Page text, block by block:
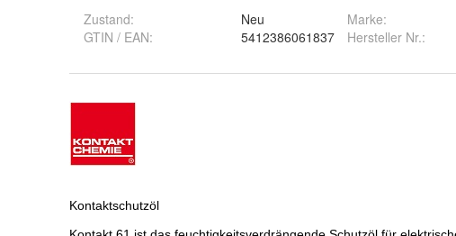
Zustand:
Neu
GTIN / EAN:
5412386061837
Marke:
Hersteller Nr.: